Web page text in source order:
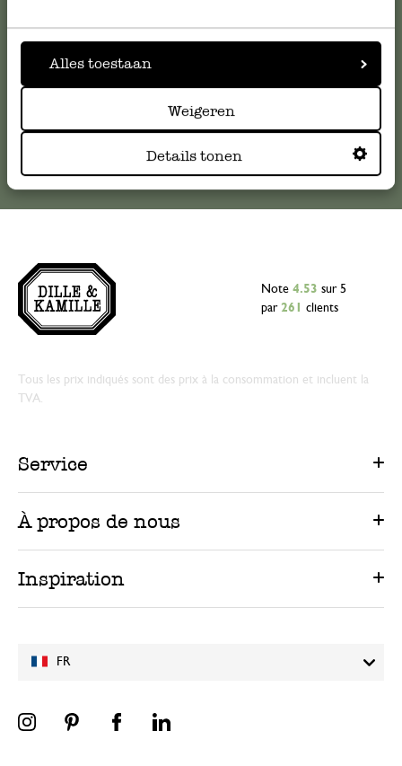
Alles toestaan
Weigeren
Details tonen
serviceclientele@dille-kamille.com
FR
Note 4.53 sur 5
par 261 clients
Tous les prix indiqués sont des prix à la consommation et incluent la
TVA.
Service
À propos de nous
Inspiration